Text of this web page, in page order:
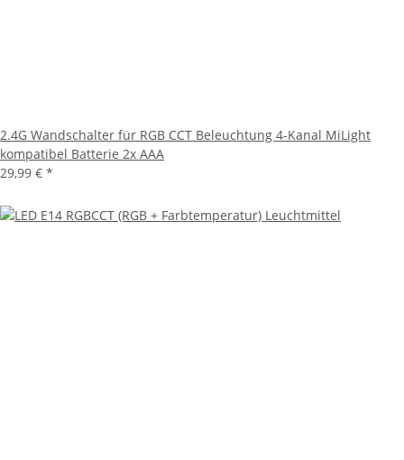
2.4G Wandschalter für RGB CCT Beleuchtung 4-Kanal MiLight
kompatibel Batterie 2x AAA
29,99 € *